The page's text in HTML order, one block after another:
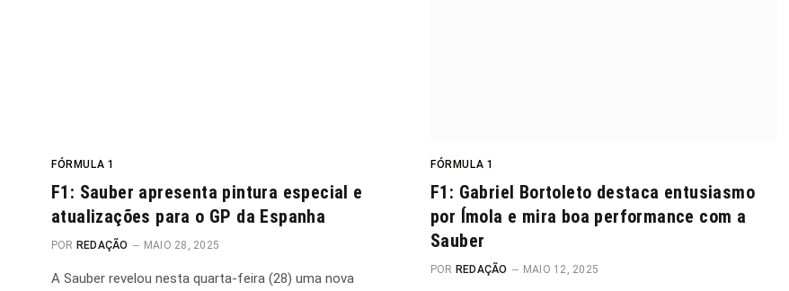
FÓRMULA 1
F1: Sauber apresenta pintura especial e
atualizações para o GP da Espanha
POR REDAÇÃO MAIO 28, 2025
A Sauber revelou nesta quarta-feira (28) uma nova
FÓRMULA 1
F1: Gabriel Bortoleto destaca entusiasmo
por Ímola e mira boa performance com a
Sauber
POR REDAÇÃO MAIO 12, 2025